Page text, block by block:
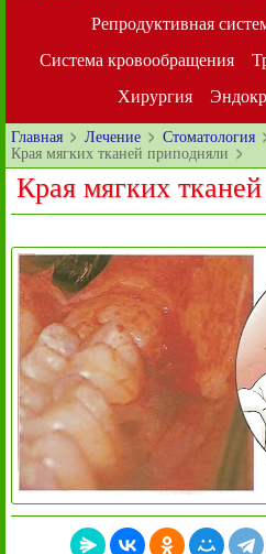
Репродуктивная
Система кровообращения
Хирургия
Главная Лечение Стоматология
Края мягких тканей приподняли
Края мягких